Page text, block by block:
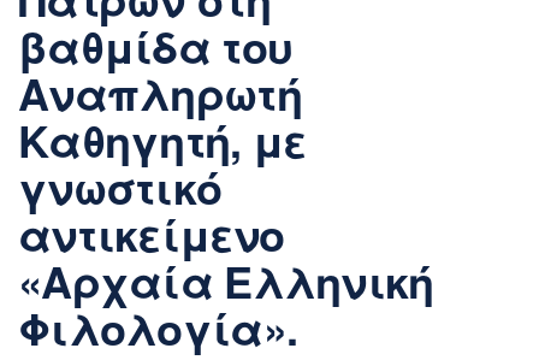
βαθμίδα του
Αναπληρωτή
Καθηγητή, με
γνωστικό
αντικείμενο
«Αρχαία Ελληνική
Φιλολογία».